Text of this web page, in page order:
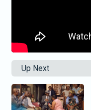
Up Next